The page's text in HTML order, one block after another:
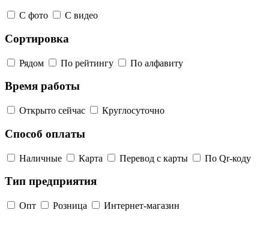
С фото С видео
Сортировка
Рядом По рейтингу По алфавиту
Время работы
Открыто сейчас Круглосуточно
Способ оплаты
Наличные Карта Перевод с карты По Qr-коду
Тип предприятия
Опт Розница Интернет-магазин